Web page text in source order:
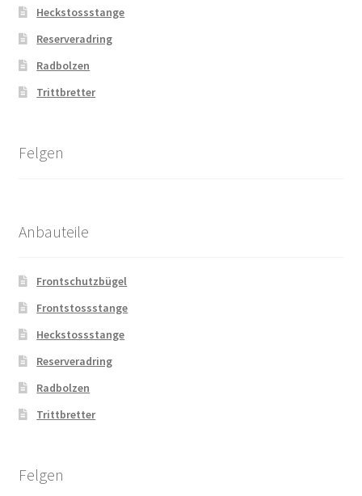
Heckstossstange
Reserveradring
Radbolzen
Trittbretter
Felgen
Anbauteile
Frontschutzbügel
Frontstossstange
Heckstossstange
Reserveradring
Radbolzen
Trittbretter
Felgen